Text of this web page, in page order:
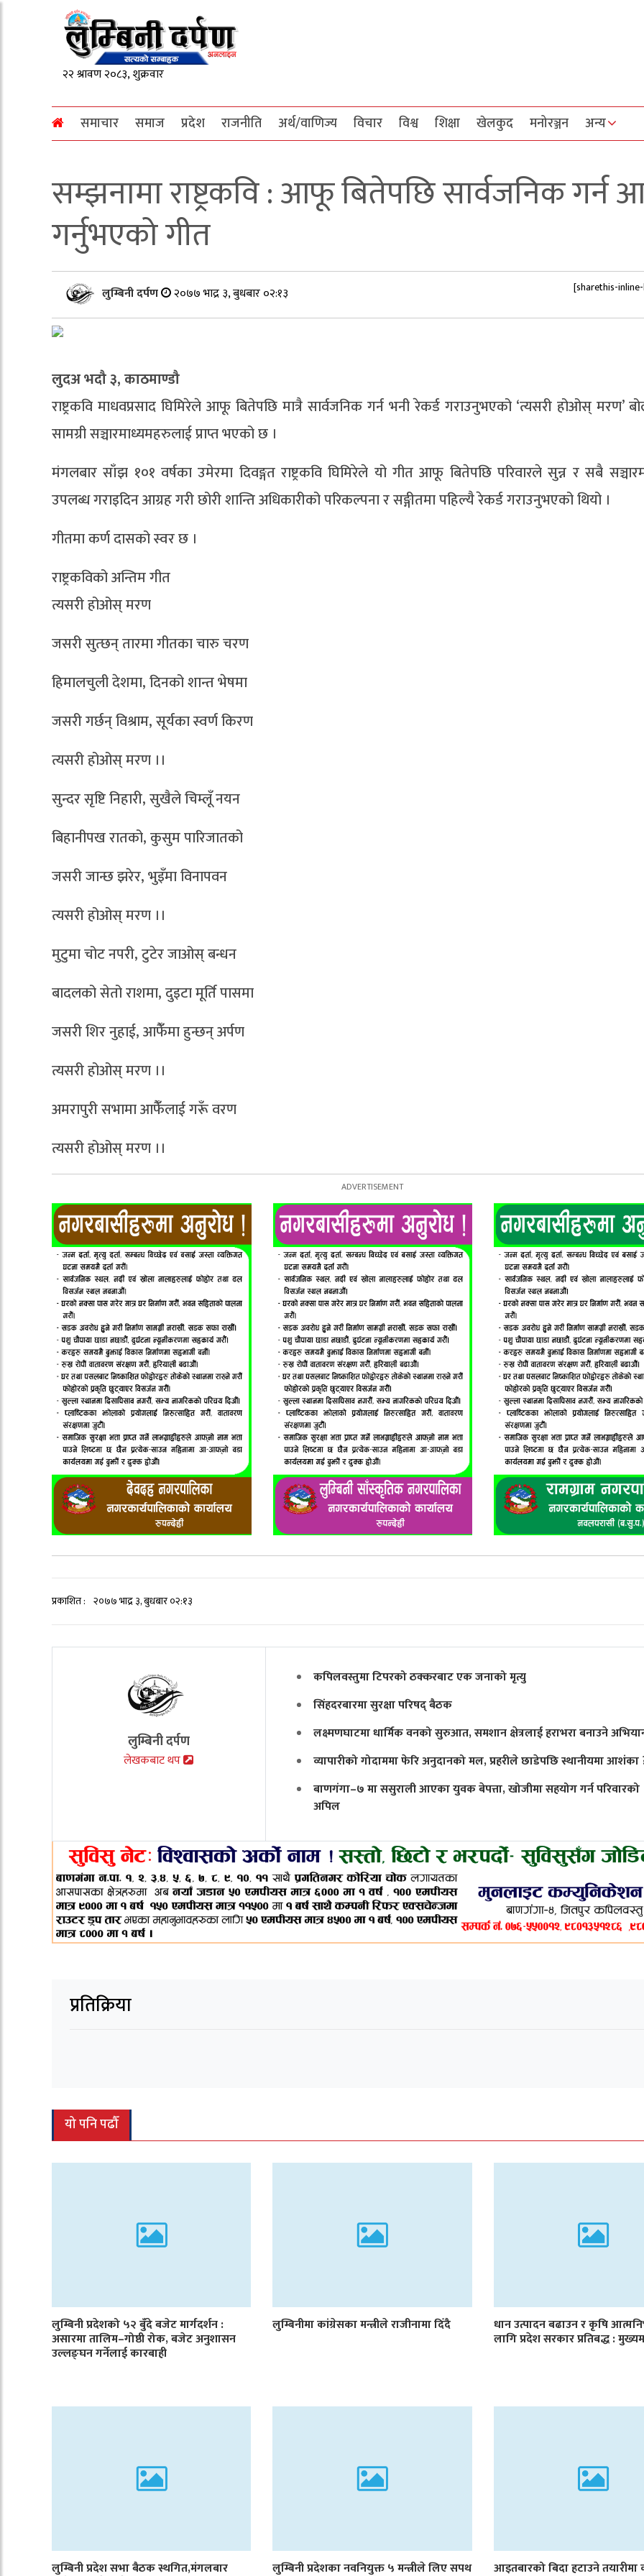
समाचार समाज प्रदेश राजनीति अर्थ/वाणिज्य विचार विश्व शिक्षा खेलकुद मनोरञ्जन अन्य
सम्झनामा राष्ट्रकवि : आफू बितेपछि सार्वजनिक गर्न
गर्नुभएको गीत
लुम्बिनी दर्पण २०७७ भाद्र ३, बुधबार ०२:१३ [sharethis-
लुदअ भदौ ३, काठमाण्डौ
राष्ट्रकवि माधवप्रसाद घिमिरेले आफू बितेपछि मात्रै सार्वजनिक गर्न भनी रेकर्ड गराउनुभएको ‘त्यसरी होओस् मरण’
सामग्री सञ्चारमाध्यमहरुलाई प्राप्त भएको छ ।
मंगलबार साँझ १०१ वर्षका उमेरमा दिवङ्गत राष्ट्रकवि घिमिरेले यो गीत आफू बितेपछि परिवारले सुन्न र सबै
उपलब्ध गराइदिन आग्रह गरी छोरी शान्ति अधिकारीको परिकल्पना र सङ्गीतमा पहिल्यै रेकर्ड गराउनुभएको थियो ।
गीतमा कर्ण दासको स्वर छ ।
राष्ट्रकविको अन्तिम गीत
त्यसरी होओस् मरण
जसरी सुत्छन् तारमा गीतका चारु चरण
हिमालचुली देशमा, दिनको शान्त भेषमा
जसरी गर्छन् विश्राम, सूर्यका स्वर्ण किरण
त्यसरी होओस् मरण ।।
सुन्दर सृष्टि निहारी, सुखैले चिम्लूँ नयन
बिहानीपख रातको, कुसुम पारिजातको
जसरी जान्छ झरेर, भुइँमा विनापवन
त्यसरी होओस् मरण ।।
मुटुमा चोट नपरी, टुटेर जाओस् बन्धन
बादलको सेतो राशमा, दुइटा मूर्ति पासमा
जसरी शिर नुहाई, आफैंँमा हुन्छन् अर्पण
त्यसरी होओस् मरण ।।
अमरापुरी सभामा आफैंँलाई गरूँ वरण
त्यसरी होओस् मरण ।।
प्रकाशित : २०७७ भाद्र ३, बुधबार ०२:१३
लुम्बिनी दर्पण
लेखकबाट थप
कपिलवस्तुमा टिपरको ठक्करबाट एक जनाको मृत्यु
सिंहदरबारमा सुरक्षा परिषद् बैठक
लक्ष्मणघाटमा धार्मिक वनको सुरुआत, समशान क्षेत्रलाई हराभरा बनाउने
व्यापारीको गोदाममा फेरि अनुदानको मल, प्रहरीले छाडेपछि स्थानीयमा आशंका
बाणगंगा–७ मा ससुराली आएका युवक बेपत्ता, खोजीमा सहयोग गर्न परिवारको
अपिल
प्रतिक्रिया
यो पनि पढौँ
लुम्बिनी प्रदेशको ५२ बुँदे बजेट मार्गदर्शन :
असारमा तालिम–गोष्ठी रोक, बजेट अनुशासन
उल्लङ्घन गर्नेलाई कारबाही
लुम्बिनीमा कांग्रेसका मन्त्रीले राजीनामा दिँदै धान उत्पादन बढाउन र कृषि
लागि प्रदेश सरकार प्रतिबद्ध :
लुम्बिनी प्रदेश सभा बैठक स्थगित,मंगलबार लुम्बिनी प्रदेशका नवनियुक्त ५ मन्त्रीले लिए सपथ आइतबारको बिदा हटाउने तयारीमा